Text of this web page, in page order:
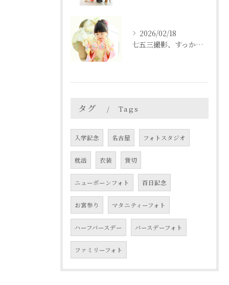
2026/02/18
七五三撮影、すっかり忘れてた💦という方も
タグ Tags
入学記念 名古屋 フォトスタジオ
就活 衣装 貸切
ニューボーンフォト 百日記念
お宮参り マタニティーフォト
ハーフバースデー バースデーフォト
ファミリーフォト